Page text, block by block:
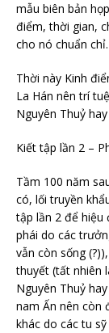
mẫu biên bản
điểm, thời gian,
cho nó chuẩn chỉ.
Thời này Kinh
La Hán nên trí
Nguyên Thuỷ
Kiết tập lần 2 –
Tầm 100 năm
có, lối truyền
tập lần 2 để hiệu
phái do các
vẫn còn sống
thuyết (tất nhiên
Nguyên Thuỷ
nam Ấn nên còn
khác do các tu